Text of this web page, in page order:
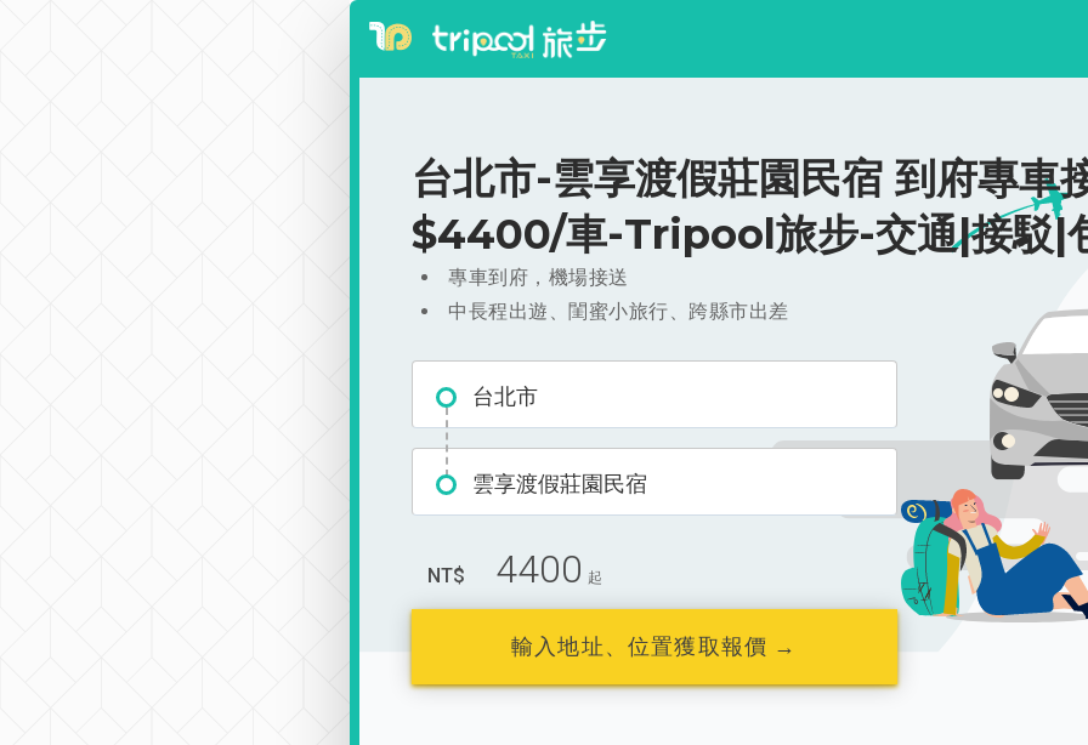
台北市-雲享渡假莊園民宿 到府專車
$4400/車-Tripool旅步-交通|接駁|
專車到府，機場接送
中長程出遊、閨蜜小旅行、跨縣市出差
台北市
雲享渡假莊園民宿
NT$ 4400 起
輸入地址、位置獲取報價 →